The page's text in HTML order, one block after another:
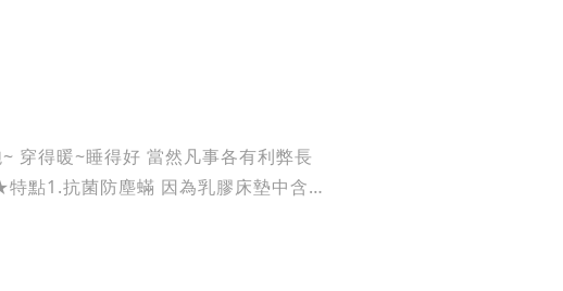
穿得暖~睡得好 當然凡事各有利弊長
點1.抗菌防塵蟎 因為乳膠床墊中含有